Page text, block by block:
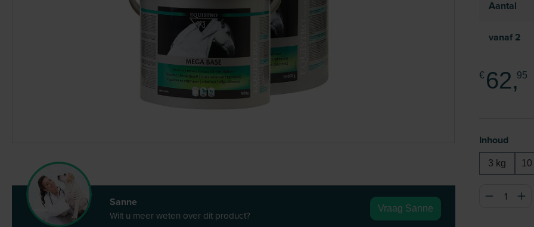
Sanne
Wilt u meer weten over dit product?
Vraag Sanne
Aantal
vanaf 2
€ 62,95
Selecteer
Inhoud
3 kg